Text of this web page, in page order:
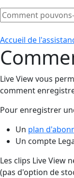
Accueil de
Live View vous
comment
Pour enregistrer
Un plan
Un compte
Les clips Live View
(pas d'option de